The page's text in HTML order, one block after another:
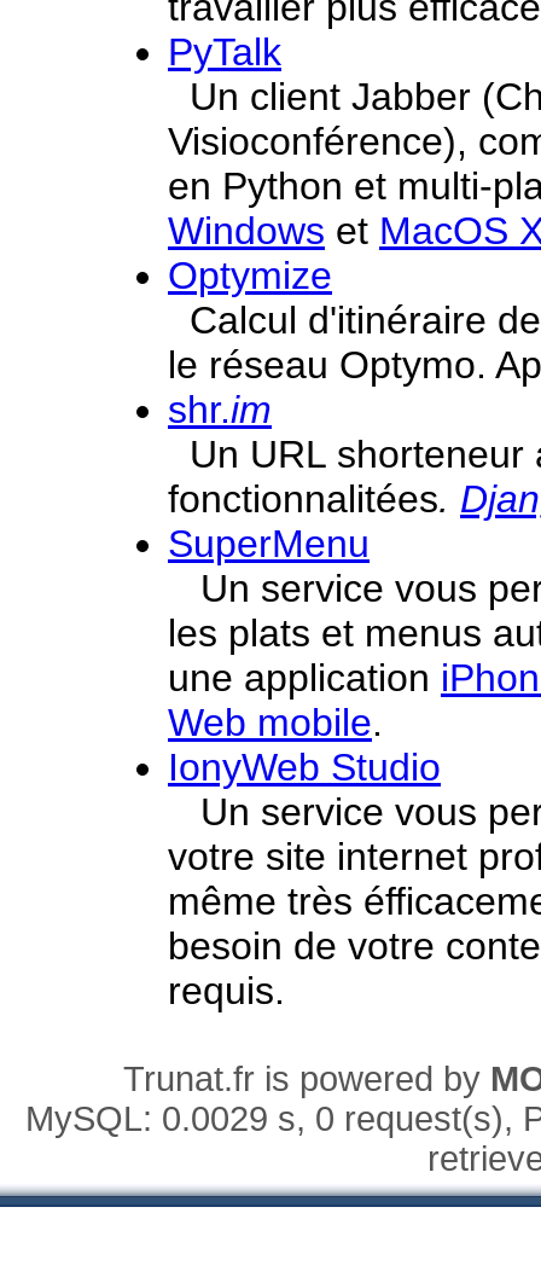
PyTalk
Un client Jabber
Visioconférence),
en Python et multi-
Windows et MacOS
Optymize
Calcul d'itinéraire
le réseau Optymo.
shr.im
Un URL shorteneur
fonctionnalitées.
SuperMenu
Un service vous
les plats et menus
une application
Web mobile.
IonyWeb Studio
Un service vous
votre site internet
même très
besoin de votre
requis.
Trunat.fr is powered by
MySQL: 0.0029 s, 0 request(s),